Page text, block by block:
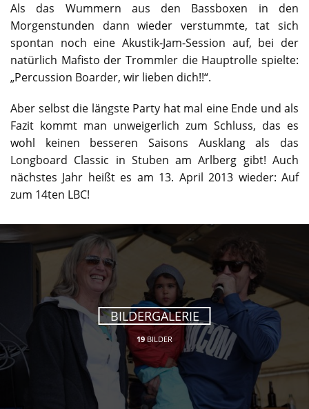
Als das Wummern aus den Bassboxen in den
Morgenstunden dann wieder verstummte, tat sich
spontan noch eine Akustik-Jam-Session auf, bei der
natürlich Mafisto der Trommler die Hauptrolle spielte:
„Percussion Boarder, wir lieben dich!!“.
Aber selbst die längste Party hat mal eine Ende und als
Fazit kommt man unweigerlich zum Schluss, das es
wohl keinen besseren Saisons Ausklang als das
Longboard Classic in Stuben am Arlberg gibt! Auch
nächstes Jahr heißt es am 13. April 2013 wieder: Auf
zum 14ten LBC!
BILDERGALERIE
19BILDER